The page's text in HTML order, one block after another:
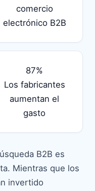
comercio
electrónico B2B
87%
Los fabricantes
aumentan el
gasto
B2B es
Mientras que los
invertido